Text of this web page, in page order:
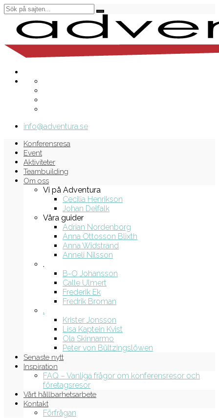
info@adventura.se
Konferensresa
Event
Aktiviteter
Teambuilding
Om oss
Vi på Adventura
Cecilia Henrikson
Johan Delfalk
Våra guider
Adrian Nordenborg
Anna Ottosson Blixth
Anna Widstrand
Anneli Nilsson
.
B-O Johansson
Calle Ulmert
Frederik Ek
Fredrik Broman
.
Krister Jonsson
Lisa Kaptein Kvist
Ola Skinnarmo
Peter von Bültzingslöwen
Senaste nytt
Inspiration
FAQ – Vanliga frågor om konferensresor och
företagsresor
Vårt hållbarhetsarbete
Kontakt
Förfrågan